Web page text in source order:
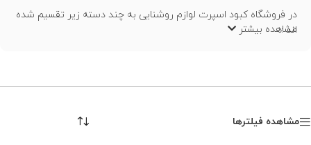
در فروشگاه کبود اسپرت لوازم روشنایی به چند دسته زیر تقسیم شده
اند :
چراغ چادر
چراغ قوه
مشاهده بیشتر
مشاهده فیلترها